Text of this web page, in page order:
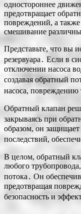
одностороннее
предотвращает
повреждений, а также
смешивание
Представьте, что вы
резервуара․ Если в
отключении насоса
создавая обратный
насоса, повреждению
Обратный клапан
закрываясь при
образом, он
последствий,
В целом, обратный
любого
потока․ Он
предотвращая
безопасность и